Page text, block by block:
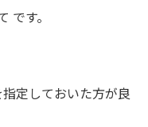
す。
定しておいた方が良